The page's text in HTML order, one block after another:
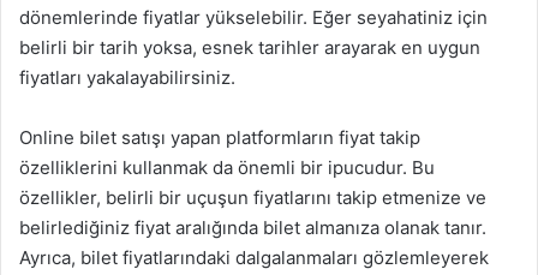
dönemlerinde fiyatlar yükselebilir. Eğer seyahatiniz için
belirli bir tarih yoksa, esnek tarihler arayarak en uygun
fiyatları yakalayabilirsiniz.
Online bilet satışı yapan platformların fiyat takip
özelliklerini kullanmak da önemli bir ipucudur. Bu
özellikler, belirli bir uçuşun fiyatlarını takip etmenize ve
belirlediğiniz fiyat aralığında bilet almanıza olanak tanır.
Ayrıca, bilet fiyatlarındaki dalgalanmaları gözlemleyerek